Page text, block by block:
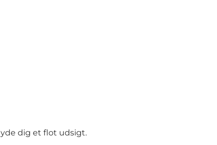
dig et flot udsigt.